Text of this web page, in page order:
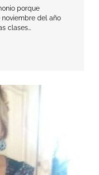
porque
del año
clases…